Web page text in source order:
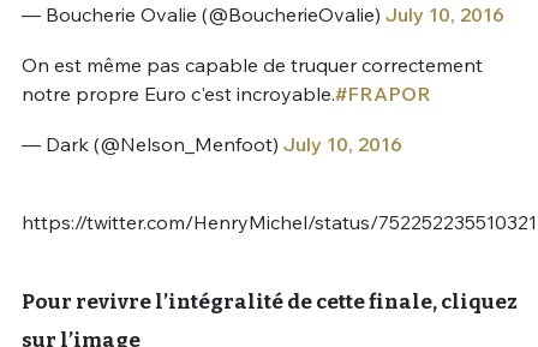
— Boucherie Ovalie (@BoucherieOvalie) July 10, 2016
On est même pas capable de truquer correctement
notre propre Euro c'est incroyable.#FRAPOR
— Dark (@Nelson_Menfoot) July 10, 2016
https://twitter.com/HenryMichel/status/
Pour revivre l’intégralité de cette finale, cliquez
sur l’image